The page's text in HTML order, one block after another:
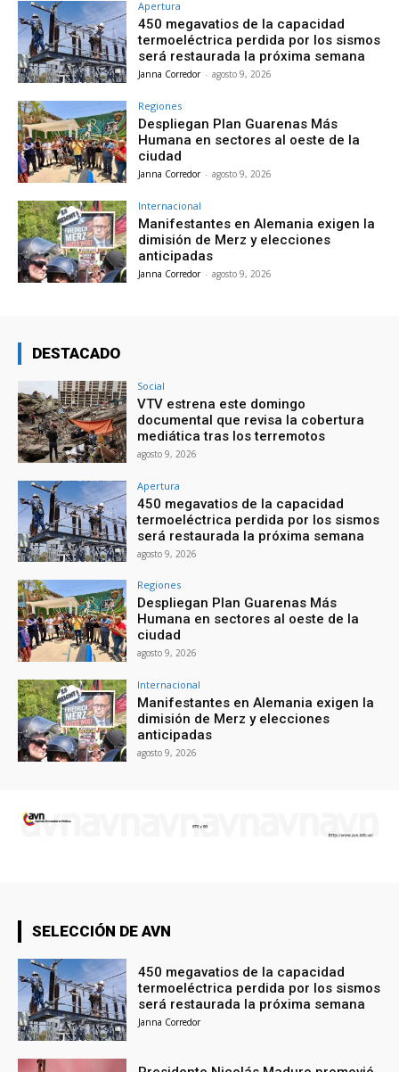
Apertura
450 megavatios de la capacidad
termoeléctrica perdida por los sismos
será restaurada la próxima semana
Janna Corredor - agosto 9, 2026
Regiones
Despliegan Plan Guarenas Más
Humana en sectores al oeste de la
ciudad
Janna Corredor - agosto 9, 2026
Internacional
Manifestantes en Alemania exigen la
dimisión de Merz y elecciones
anticipadas
Janna Corredor - agosto 9, 2026
DESTACADO
Social
VTV estrena este domingo
documental que revisa la cobertura
mediática tras los terremotos
agosto 9, 2026
Apertura
450 megavatios de la capacidad
termoeléctrica perdida por los sismos
será restaurada la próxima semana
agosto 9, 2026
Regiones
Despliegan Plan Guarenas Más
Humana en sectores al oeste de la
ciudad
agosto 9, 2026
Internacional
Manifestantes en Alemania exigen la
dimisión de Merz y elecciones
anticipadas
agosto 9, 2026
SELECCIÓN DE AVN
450 megavatios de la capacidad
termoeléctrica perdida por los sismos
será restaurada la próxima semana
Janna Corredor